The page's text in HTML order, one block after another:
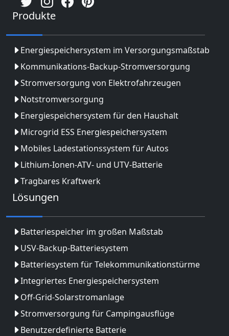
Produkte
Energiespeichersystem im Versorgungsmaßstab
Kommunikations-Backup-Stromversorgung
Stromversorgung von Elektrofahrzeugen
Notstromversorgung
Energiespeichersystem für den Haushalt
Microgrid ESS Energiespeichersystem
Mobiles Ladestationssystem für Autos
Lithium-Ionen-ATV- und UTV-Batterie
Tragbares Kraftwerk
Lösungen
Batteriespeicher im großen Maßstab
USV-Backup-Batteriesystem
Batteriesystem für Telekommunikationstürme
Integriertes Energiespeichersystem
Off-Grid-Solarstromanlage
Stromversorgung für Campingausflüge
Benutzerdefinierte Batterie